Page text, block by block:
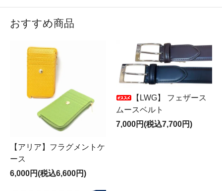
「ガールズ＆パンツァー 最終章」コラボ商品の受注を開
普段使いできる商品で、使えば使うほどに味が出るタン
ニンなめしの牛革を使用しています。5月13日（水）ま
での受付になります。
▽「ガールズ＆パンツァー」各商品ページはこちらから
どうぞ！▽
おすすめ商品
【アリア】フラグメントケ
ース
6,000円(税込6,600円)
【LWG】 フェザース
ムースベルト
7,000円(税込7,700円)